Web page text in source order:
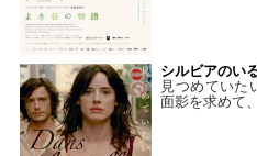
シルビアのい
見つめていた
面影を求めて